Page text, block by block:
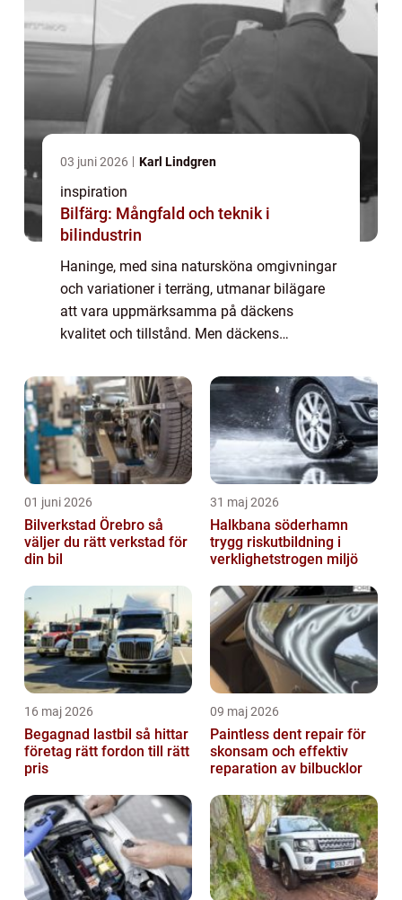
03 juni 2026 Karl Lindgren
inspiration
Bilfärg: Mångfald och teknik i
bilindustrin
Haninge, med sina natursköna omgivningar
och variationer i terräng, utmanar bilägare
att vara uppmärksamma på däckens
kvalitet och tillstånd. Men däckens
funktion. De utgör en viktig del i Haninges
strävan e...
01 juni 2026
Bilverkstad Örebro så
väljer du rätt verkstad för
din bil
31 maj 2026
Halkbana söderhamn
trygg riskutbildning i
verklighetstrogen miljö
16 maj 2026
Begagnad lastbil så hittar
företag rätt fordon till rätt
pris
09 maj 2026
Paintless dent repair för
skonsam och effektiv
reparation av bilbucklor